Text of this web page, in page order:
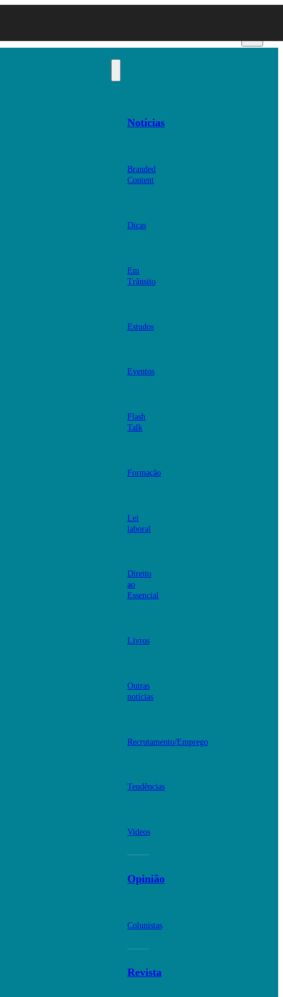
Notícias
Branded
Content
Dicas
Em
Trânsito
Estudos
Eventos
Flash
Talk
Formação
Lei
laboral
Direito
ao
Essencial
Livros
Outras
notícias
Recrutamento/Emprego
Tendências
Videos
Opinião
Colunistas
Revista